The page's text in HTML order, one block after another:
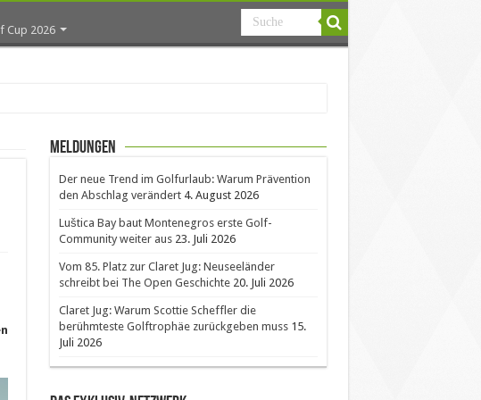
Cup 2026
Meldungen
Der neue Trend im Golfurlaub: Warum Prävention
den Abschlag verändert 4. August 2026
Luštica Bay baut Montenegros erste Golf-
Community weiter aus 23. Juli 2026
Vom 85. Platz zur Claret Jug: Neuseeländer
schreibt bei The Open Geschichte 20. Juli 2026
Claret Jug: Warum Scottie Scheffler die
berühmteste Golftrophäe zurückgeben muss 15.
Juli 2026